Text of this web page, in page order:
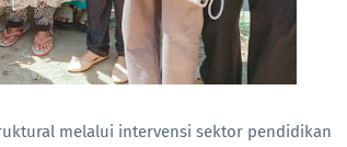
melalui intervensi sektor pendidikan